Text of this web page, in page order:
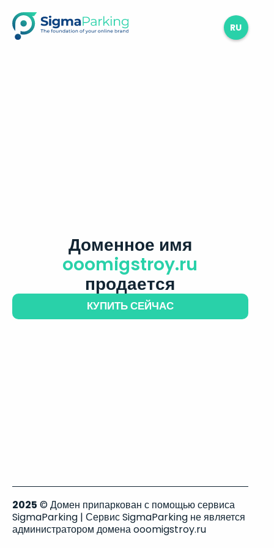
RU
Доменное имя
ooomigstroy.ru
продается
КУПИТЬ СЕЙЧАС
2025 © Домен припаркован с помощью сервиса
SigmaParking | Сервис SigmaParking не является
администратором домена ooomigstroy.ru